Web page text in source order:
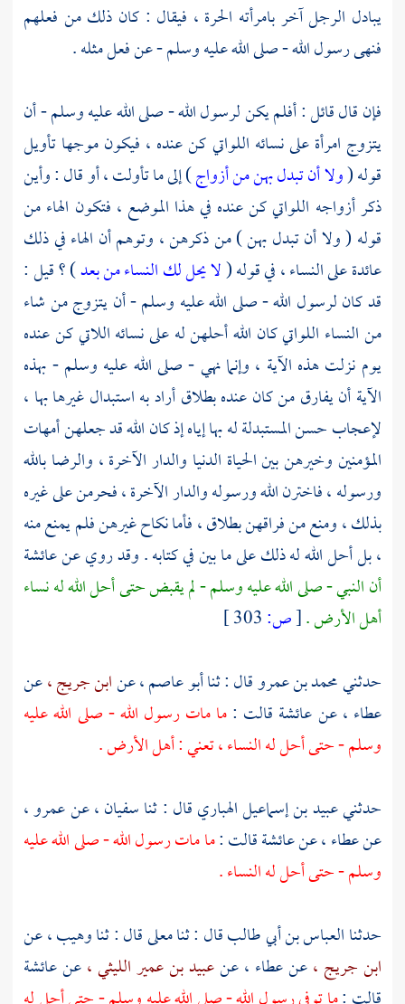
يبادل الرجل آخر بامرأته الحرة ، فيقال : كان ذلك من فعلهم
فنهى رسول الله - صلى الله عليه وسلم - عن فعل مثله .
فإن قال قائل : أفلم يكن لرسول الله - صلى الله عليه وسلم - أن
يتزوج امرأة على نسائه اللواتي كن عنده ، فيكون موجها تأويل
قوله (ولا أن تبدل بهن من أزواج) إلى ما تأولت ، أو قال : وأين
ذكر أزواجه اللواتي كن عنده في هذا الموضع ، فتكون الهاء من
قوله ( ولا أن تبدل بهن ) من ذكرهن ، وتوهم أن الهاء في ذلك
عائدة على النساء ، في قوله (لا يحل لك النساء من بعد) ؟ قيل :
قد كان لرسول الله - صلى الله عليه وسلم - أن يتزوج من شاء
من النساء اللواتي كان الله أحلهن له على نسائه اللاتي كن عنده
يوم نزلت هذه الآية ، وإنما نهي - صلى الله عليه وسلم - بهذه
الآية أن يفارق من كان عنده بطلاق أراد به استبدال غيرها بها ،
لإعجاب حسن المستبدلة له بها إياه إذ كان الله قد جعلهن أمهات
المؤمنين وخيرهن بين الحياة الدنيا والدار الآخرة ، والرضا بالله
ورسوله ، فاخترن الله ورسوله والدار الآخرة ، فحرمن على غيره
بذلك ، ومنع من فراقهن بطلاق ، فأما نكاح غيرهن فلم يمنع منه
، بل أحل الله له ذلك على ما بين في كتابه . وقد روي عنعائشة
أن النبي - صلى الله عليه وسلم - لم يقبض حتى أحل الله له نساء
أهل الأرض .[ص:
حدثنيمحمد بن عمروقال : ثناأبو عاصم ،عنابن جريج ،عن
عطاء ،عنعائشة قالت :ما مات رسول الله - صلى الله عليه
وسلم - حتى أحل له النساء ، تعني : أهل الأرض .
حدثنيعبيد بن إسماعيل الهباريقال : ثناسفيان ،عنعمرو ،
عنعطاء ،عنعائشةقالت :ما مات رسول الله - صلى الله عليه
وسلم - حتى أحل له النساء .
حدثناالعباس بن أبي طالبقال : ثنامعلىقال : ثناوهيب ،عن
ابن جريج ،عنعطاء ،عنعبيد بن عمير الليثي ،عنعائشة